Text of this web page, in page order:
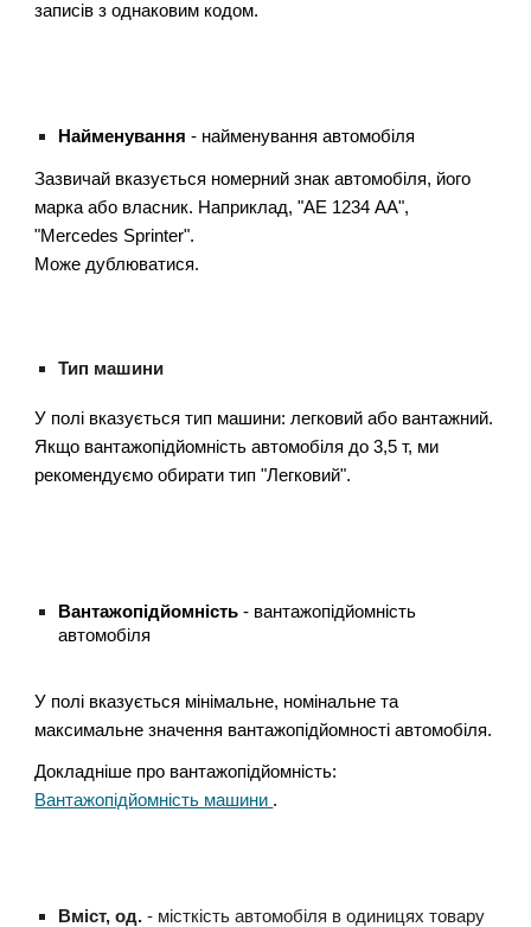
записів з однаковим кодом.
Найменування- найменування автомобіля
Зазвичай вказується номерний знак автомобіля, його
марка або власник. Наприклад, "АЕ 1234 АА",
"Mercedes Sprinter".
Може дублюватися.
Тип машини
У полі вказується тип машини: легковий або вантажний.
Якщо вантажопідйомність автомобіля до 3,5 т, ми
рекомендуємо обирати тип "Легковий".
Вантажопідйомність - вантажопідйомність
автомобіля
У полі вказується мінімальне, номінальне та
максимальне значення вантажопідйомності автомобіля.
Докладніше про вантажопідйомність:
Вантажопідйомність машини .
Вміст, од. - місткість автомобіля в одиницях товару